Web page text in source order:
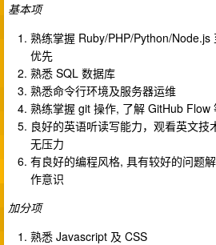
基本项
熟练掌握 Ruby/PHP/Python/
优先
熟悉 SQL 数据库
熟悉命令行环境及服务器运维
熟练掌握 git 操作, 了解 GitHub Flow
良好的英语听读写能力，观看英文
无压力
有良好的编程风格, 具有较好的问题
作意识
加分项
熟悉 Javascript 及 CSS